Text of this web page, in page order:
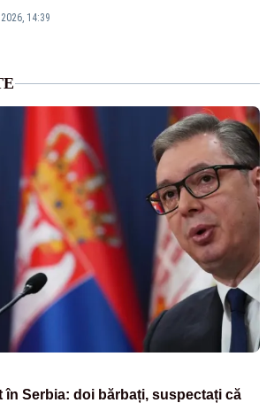
14:39
în Serbia: doi bărbați, suspectați că